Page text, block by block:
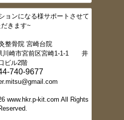
。（スクワット法）
。（体幹トレーニング
。（体幹トレーニング
。（体幹とは）
ョンになる様サポートさせて
だきます~
整骨院 宮崎台院
川崎市宮前区宮崎1-1-1 井
ビル2階
740-9677
www.hkr.p-kit.com All Rights